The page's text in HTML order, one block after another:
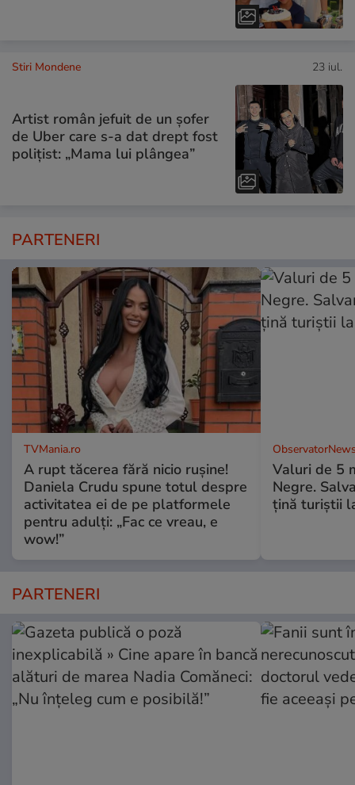
Stiri Mondene 23 iul.
Artist român jefuit de un șofer
de Uber care s-a dat drept fost
polițist: „Mama lui plângea”
PARTENERI
TVMania.ro
A rupt tăcerea fără nicio rușine!
Daniela Crudu spune totul despre
activitatea ei de pe platformele
pentru adulți: „Fac ce vreau, e
wow!”
Valuri de 5
Negre.
ţină turiştii
PARTENERI